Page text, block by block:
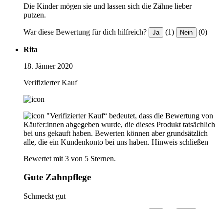
Die Kinder mögen sie und lassen sich die Zähne lieber
putzen.
War diese Bewertung für dich hilfreich? Ja (1) Nein (0)
Rita
18. Jänner 2020
Verifizierter Kauf
"Verifizierter Kauf“ bedeutet, dass die Bewertung von
Käufer:innen abgegeben wurde, die dieses Produkt tatsächlich
bei uns gekauft haben. Bewerten können aber grundsätzlich
alle, die ein Kundenkonto bei uns haben. Hinweis schließen
Bewertet mit 3 von 5 Sternen.
Gute Zahnpflege
Schmeckt gut